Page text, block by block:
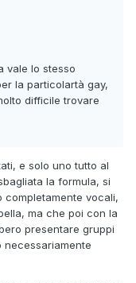
vale lo stesso
la particolartà gay,
difficile trovare
e solo uno tutto al
la formula, si
completamente vocali,
ma che poi con la
presentare gruppi